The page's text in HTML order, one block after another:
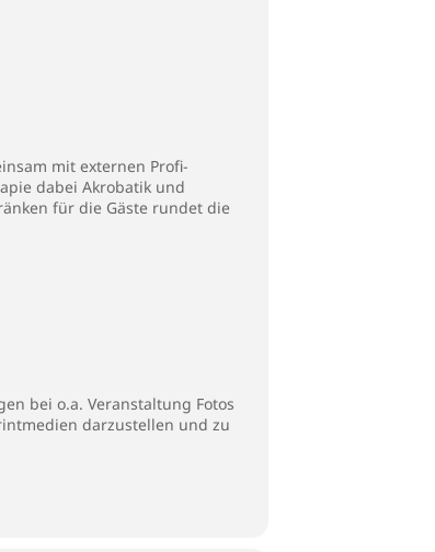
mit externen Profi-
dabei Akrobatik und
für die Gäste rundet die
bei o.a. Veranstaltung Fotos
darzustellen und zu